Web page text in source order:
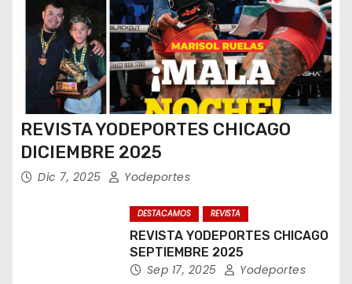
REVISTA YODEPORTES CHICAGO
DICIEMBRE 2025
Dic 7, 2025 Yodeportes
DESTACAMOS REVISTA
REVISTA YODEPORTES CHICAGO
SEPTIEMBRE 2025
Sep 17, 2025 Yodeportes